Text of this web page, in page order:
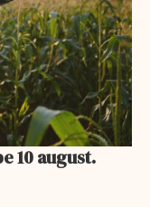
10 august.